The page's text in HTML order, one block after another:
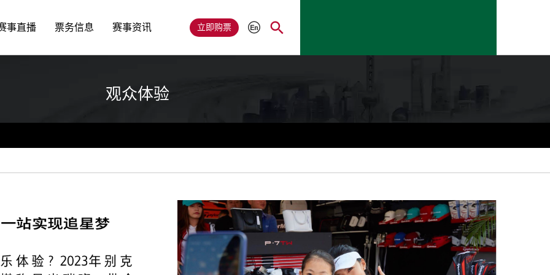
事直播 票务信息 赛事资讯 立即购票
观众体验